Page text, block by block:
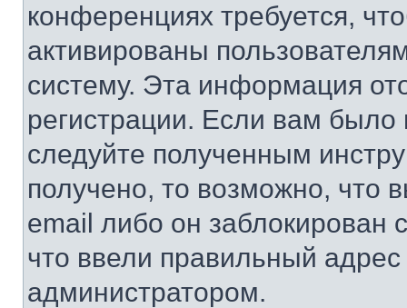
конференциях требуется,
активированы
систему. Эта информация
регистрации. Если вам
следуйте полученным
получено, то возможно, что
email либо он
что ввели правильный адрес
администратором.